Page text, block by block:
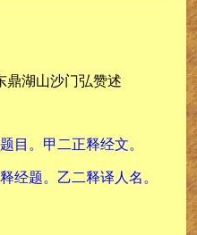
鼎湖山沙门弘赞述
目。甲二正释经文。
经题。乙二释译人名。